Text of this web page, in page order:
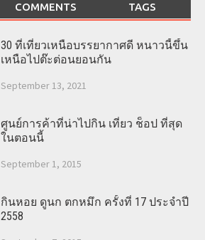
COMMENTS TAGS
30 ที่เที่ยวเหนือบรรยากาศดี หนาวนี้ขึ้น
เหนือไปต๊ะต่อนยอนกัน
September 13, 2021
ศูนย์การค้าที่น่าไปกิน เที่ยว ช็อป ที่สุด
ในตอนนี้
September 1, 2015
กินหอย ดูนก ตกหมึก ครั้งที่ 17 ประจำปี
2558